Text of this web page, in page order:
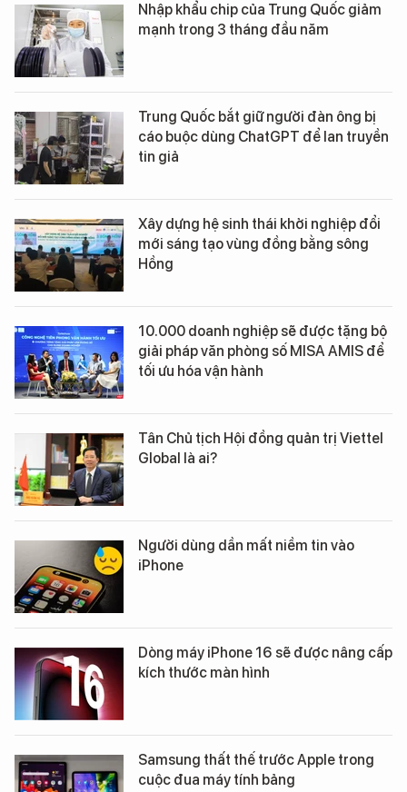
Nhập khẩu chip của Trung Quốc giảm
mạnh trong 3 tháng đầu năm
Trung Quốc bắt giữ người đàn ông bị
cáo buộc dùng ChatGPT để lan truyền
tin giả
Xây dựng hệ sinh thái khởi nghiệp đổi
mới sáng tạo vùng đồng bằng sông
Hồng
10.000 doanh nghiệp sẽ được tặng bộ
giải pháp văn phòng số MISA AMIS để
tối ưu hóa vận hành
Tân Chủ tịch Hội đồng quản trị Viettel
Global là ai?
Người dùng dần mất niềm tin vào
iPhone
Dòng máy iPhone 16 sẽ được nâng cấp
kích thước màn hình
Samsung thất thế trước Apple trong
cuộc đua máy tính bảng